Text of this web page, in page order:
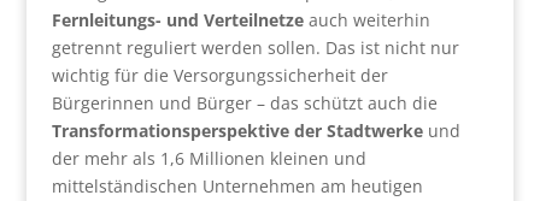
Fernleitungs- und Verteilnetzeauch weiterhin
getrennt reguliert werden sollen. Das ist nicht nur
wichtig für die Versorgungssicherheit der
Bürgerinnen und Bürger – das schützt auch die
Transformationsperspektive der Stadtwerkeund
der mehr als 1,6 Millionen kleinen und
mittelständischen Unternehmen am heutigen